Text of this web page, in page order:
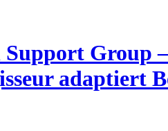
Group
adaptiert